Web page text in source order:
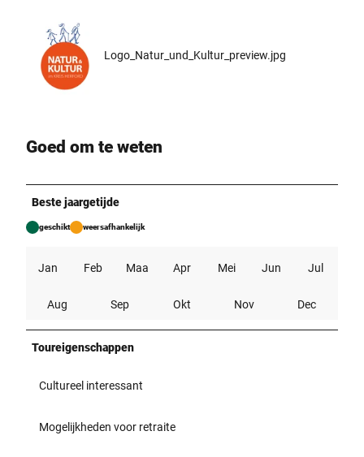
Logo_Natur_und_Kultur_preview.jpg
Goed om te weten
Beste jaargetijde
geschikt weersafhankelijk
Jan Feb Maa Apr Mei Jun Jul
Aug Sep Okt Nov Dec
Toureigenschappen
Cultureel interessant
Mogelijkheden voor retraite